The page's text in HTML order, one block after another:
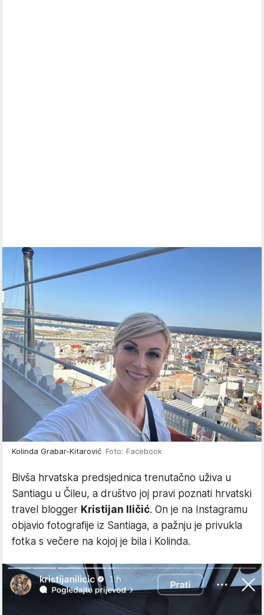
Kolinda Grabar-Kitarović Foto: Facebook
Bivša hrvatska predsjednica trenutačno uživa u
Santiagu u Čileu, a društvo joj pravi poznati hrvatski
travel blogger Kristijan Iličić. On je na Instagramu
objavio fotografije iz Santiaga, a pažnju je privukla
fotka s večere na kojoj je bila i Kolinda.